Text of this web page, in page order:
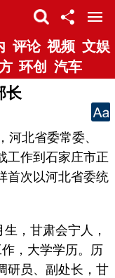
评论 视频 文娱
环创 汽车
长
北省委常委、
工作到石家庄市正
首次以河北省委统
，甘肃会宁人，
，大学学历。历
研员、副处长，甘